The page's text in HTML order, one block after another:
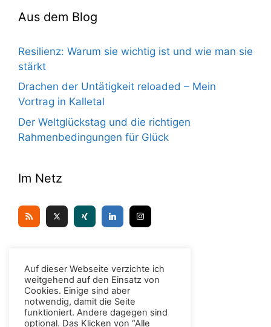
Aus dem Blog
Resilienz: Warum sie wichtig ist und wie man sie
stärkt
Drachen der Untätigkeit reloaded – Mein
Vortrag in Kalletal
Der Weltglückstag und die richtigen
Rahmenbedingungen für Glück
Im Netz
Kontakt
Dr. Christian H. Meyer
Unter den Eichen 6
Auf dieser Webseite verzichte ich
weitgehend auf den Einsatz von
Cookies. Einige sind aber
notwendig, damit die Seite
funktioniert. Andere dagegen sind
optional. Das Klicken von “Alle